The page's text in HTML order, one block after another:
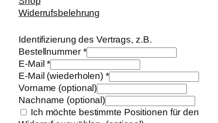
Widerrufsbelehrung
Identifizierung des Vertrags, z.B.
Bestellnummer *
E-Mail*
E-Mail (wiederholen) *
Vorname (optional)
Nachname (optional)
Ich möchte bestimmte Positionen für den